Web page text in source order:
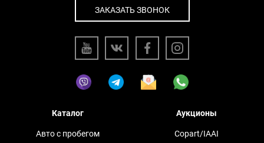
ЗАКАЗАТЬ ЗВОНОК
Каталог
Авто с пробегом
Аукционы
Copart/IAAI